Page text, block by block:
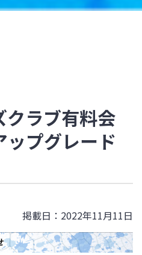
クラブ有料会
ップグレード
掲載日：2022年11月11日